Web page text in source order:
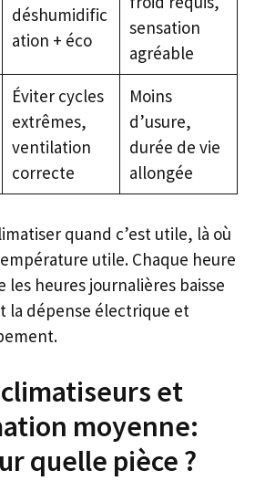
déshumidific
ation + éco
sensation
agréable
Éviter cycles
extrêmes,
ventilation
correcte
Moins
d’usure,
durée de vie
allongée
quand c’est utile, là où
utile. Chaque heure
les heures journalières baisse
la dépense électrique et
et
moyenne:
quelle pièce ?